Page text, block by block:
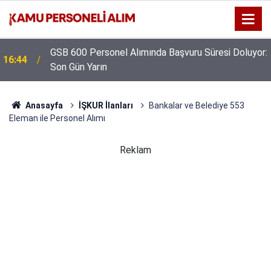
16:44
GSB 600 Personel Alımında Başvuru Süresi Doluyor:
Son Gün Yarın
Anasayfa İŞKUR İlanları
Bankalar ve Belediye 553
Eleman ile Personel Alımı
Reklam